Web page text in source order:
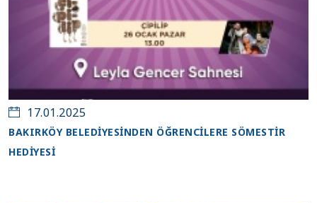
17.01.2025
BAKIRKÖY BELEDİYESİNDEN ÖĞRENCİLERE SÖMESTİR
HEDİYESİ